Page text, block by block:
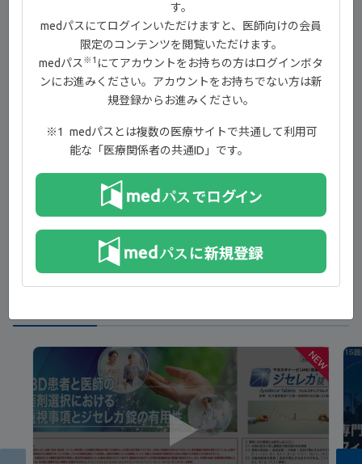
00:00-00:39 イントロダクション
07:54-13:56 有効性
13:57-17:56 安全性
17:57-18:42 まとめ
18:43-18:47 エンディング
NEW
す。
medパスにてログインいただけますと、医師向けの会員
限定のコンテンツを閲覧いただけます。
medパス※1 にてアカウントをお持ちの方はログインボタ
ンにお進みください。アカウントをお持ちでない方は新
規登録からお進みください。
medパスとは複数の医療サイトで共通して利用可
能な「医療関係者の共通ID」です。